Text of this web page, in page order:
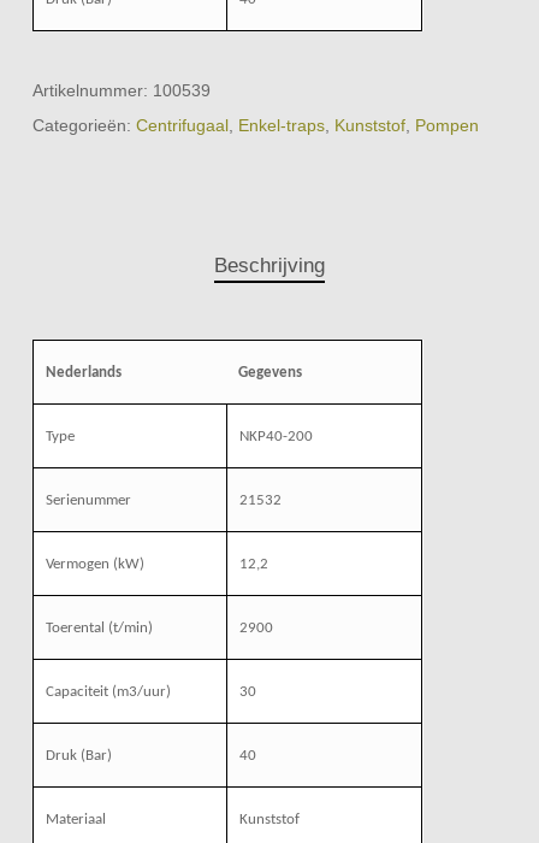
Artikelnummer: 100539
Categorieën: Centrifugaal, Enkel-traps, Kunststof, Pompen
Beschrijving
Nederlands Gegevens
Type NKP40-200
Serienummer 21532
Vermogen (kW) 12,2
Toerental (t/min) 2900
Capaciteit (m3/uur) 30
Druk (Bar) 40
Materiaal Kunststof